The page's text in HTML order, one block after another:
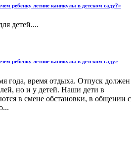
ребенку летние каникулы в детском саду?»
детей....
ребенку летние каникулы в детском саду»
года, время отдыха. Отпуск должен
но и у детей. Наши дети в
в смене обстановки, в общении с